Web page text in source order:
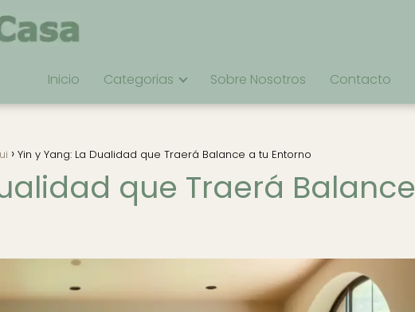
Inicio Categorias Sobre Nosotros Contacto
Yin y Yang: La Dualidad que Traerá Balance a tu Entorno
que Traerá Balance